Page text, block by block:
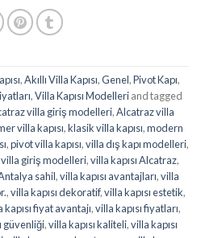
,Akıllı Villa Kapısı,Genel,Pivot Kapı,
,Villa Kapısı Modelleriand tagged
villa giriş modelleri,Alcatraz villa
villa kapısı,klasik villa kapısı,modern
,pivot villa kapısı,villa dış kapı modelleri,
villa giriş modelleri,villa kapısı Alcatraz,
sahil,villa kapısı avantajları,villa
,villa kapısı dekoratif,villa kapısı estetik,
kapısı fiyat avantajı,villa kapısı fiyatları,
güvenliği,villa kapısı kaliteli,villa kapısı